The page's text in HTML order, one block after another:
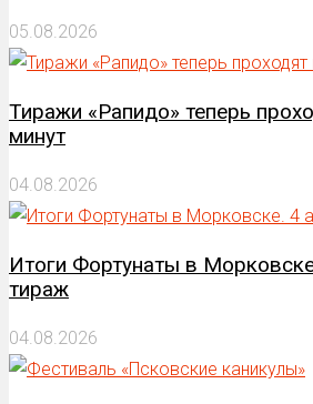
05.08.2026
Тиражи «Рапидо» теперь
минут
04.08.2026
Итоги Фортунаты в
тираж
04.08.2026